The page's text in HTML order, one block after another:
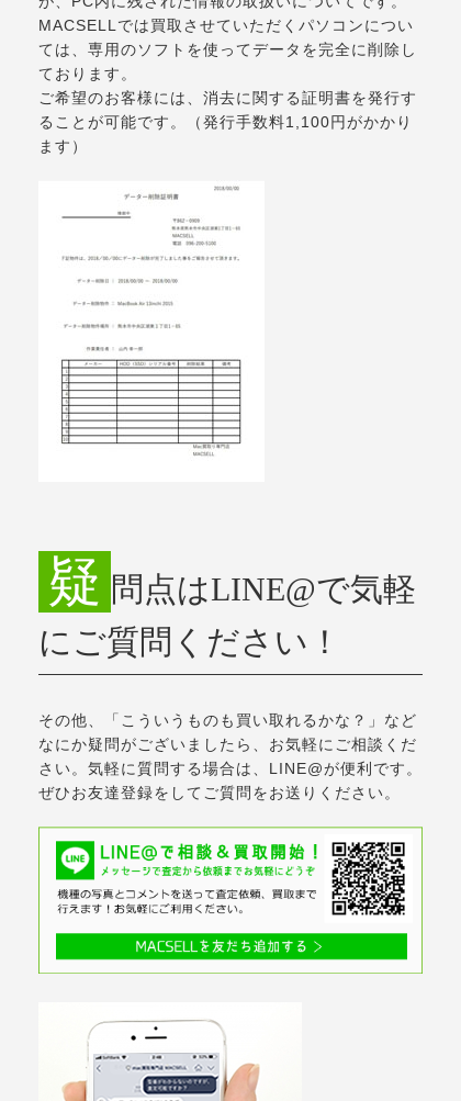
MACSELLでは買取させていただくパソコンについ
ては、専用のソフトを使ってデータを完全に削除し
ております。
ご希望のお客様には、消去に関する証明書を発行す
ることが可能です。（発行手数料1,100円がかかり
ます）
疑 問点はLINE@で気軽
にご質問ください！
その他、「こういうものも買い取れるかな？」など
なにか疑問がございましたら、お気軽にご相談くだ
さい。気軽に質問する場合は、LINE@が便利です。
ぜひお友達登録をしてご質問をお送りください。